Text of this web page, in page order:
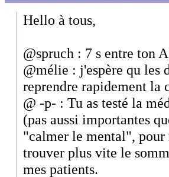
Hello à tous,
@spruch : 7 s entre ton
@mélie : j'espère qu les
reprendre rapidement la
@ -p- : Tu as testé la
(pas aussi importantes
"calmer le mental", pour
trouver plus vite le
mes patients.